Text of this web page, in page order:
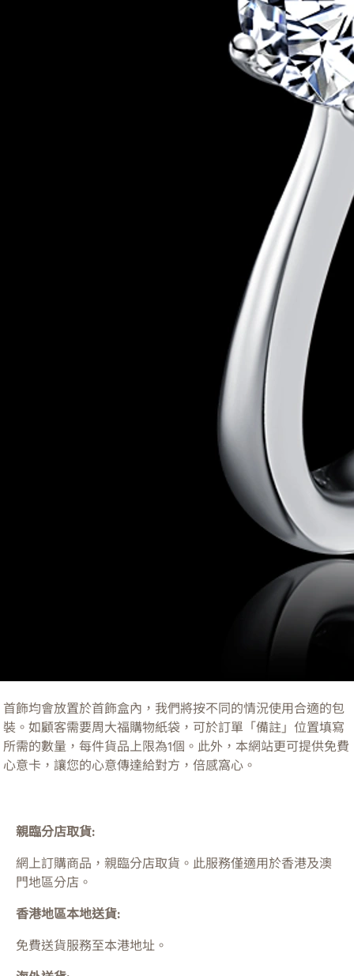
首飾均會放置於首飾盒內，我們將按不同的情況使用合適的包
裝。如顧客需要周大福購物紙袋，可於訂單「備註」位置填寫
所需的數量，每件貨品上限為1個。此外，本網站更可提供免費
心意卡，讓您的心意傳達給對方，倍感窩心。
親臨分店取貨:
網上訂購商品，親臨分店取貨。此服務僅適用於香港及澳
門地區分店。
香港地區本地送貨:
免費送貨服務至本港地址。